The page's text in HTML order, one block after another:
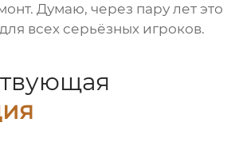
Думаю, через пару лет это
всех серьёзных игроков.